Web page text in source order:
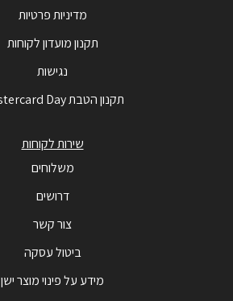
מדיניות פרטיות
תקנון מועדון לקוחות
נגישות
תקנון הטבת Mastercard Day
שירות לקוחות
משלוחים
דרושים
צור קשר
ביטול עסקה
מידע על פינוי מוצר ישן